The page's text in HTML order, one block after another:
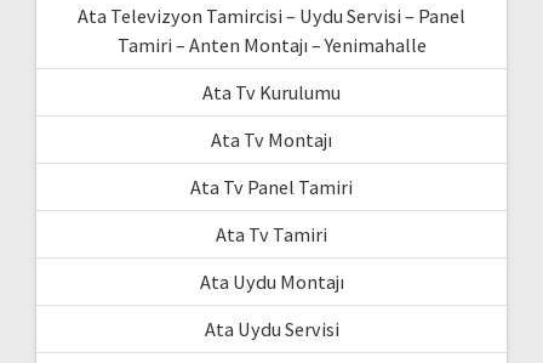
Ata Televizyon Tamircisi – Uydu Servisi – Panel
Tamiri – Anten Montajı – Yenimahalle
Ata Tv Kurulumu
Ata Tv Montajı
Ata Tv Panel Tamiri
Ata Tv Tamiri
Ata Uydu Montajı
Ata Uydu Servisi